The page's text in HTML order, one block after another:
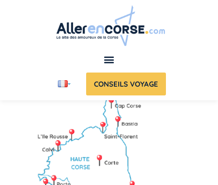
CONSEILS VOYAGE